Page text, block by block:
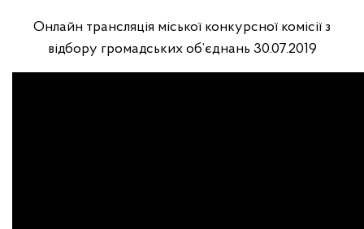
Онлайн трансляція міської конкурсної комісії з
відбору громадських об’єднань 30.07.2019